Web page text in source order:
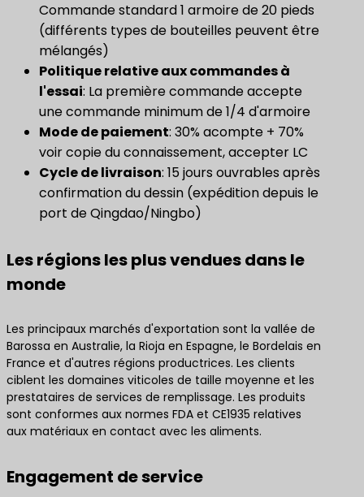
Commande standard 1 armoire de 20 pieds
(différents types de bouteilles peuvent être
mélangés)
Politique relative aux commandes à
l'essai: La première commande accepte
une commande minimum de 1/4 d'armoire
​Mode de paiement​: 30% acompte + 70%
voir copie du connaissement, accepter LC
Cycle de livraison: 15 jours ouvrables après
confirmation du dessin (expédition depuis le
port de Qingdao/Ningbo)
Les régions les plus vendues dans le
monde
Les principaux marchés d'exportation sont la vallée de
Barossa en Australie, la Rioja en Espagne, le Bordelais en
France et d'autres régions productrices. Les clients
ciblent les domaines viticoles de taille moyenne et les
prestataires de services de remplissage. Les produits
sont conformes aux normes FDA et CE1935 relatives
aux matériaux en contact avec les aliments.
Engagement de service